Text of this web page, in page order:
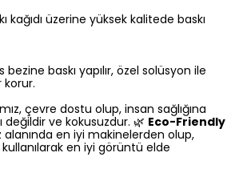
kağıdı üzerine yüksek kalitede baskı
baskı yapılır, özel solüsyon ile
korur.
çevre dostu olup, insan sağlığına
değildir ve kokusuzdur. 🌿 Eco-Friendly
alanında en iyi makinelerden olup,
en iyi görüntü elde